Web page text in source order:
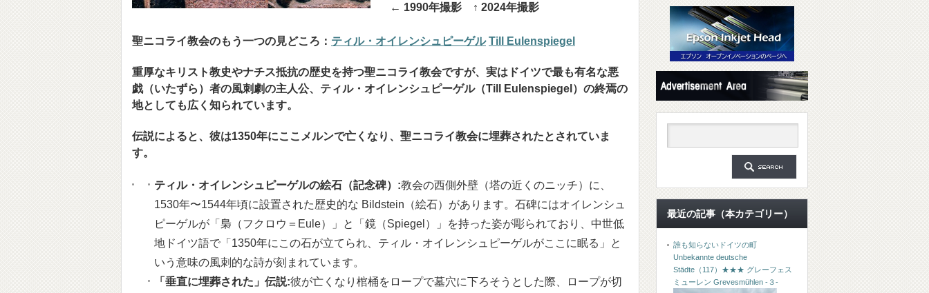
← 1990年撮影 ↑ 2024年撮影
聖ニコライ教会のもう一つの見どころ： ティル・オイレンシュピーゲル Till Eulenspiegel
重厚なキリスト教史やナチス抵抗の歴史を持つ聖ニコライ教会ですが、実はドイツで最も有名な悪
戯（いたずら）者の風刺劇の主人公、ティル・オイレンシュピーゲル（Till Eulenspiegel）の終焉の
地としても広く知られています。
伝説によると、彼は1350年にここメルンで亡くなり、聖ニコライ教会に埋葬されたとされていま
す。
ティル・オイレンシュピーゲルの絵石（記念碑）:教会の西側外壁（塔の近くのニッチ）に、
1530年〜1544年頃に設置された歴史的な Bildstein（絵石）があります。石碑にはオイレンシュ
ピーゲルが「梟（フクロウ＝Eule）」と「鏡（Spiegel）」を持った姿が彫られており、中世低
地ドイツ語で「1350年にこの石が立てられ、ティル・オイレンシュピーゲルがここに眠る」と
いう意味の風刺的な詩が刻まれています。
「垂直に埋葬された」伝説:彼が亡くなり棺桶をロープで墓穴に下ろそうとした際、ロープが切
最近の記事（本カテゴリー）
誰も知らないドイツの町
Unbekannte deutsche
Städte（117）★★★ グレーフェス
ミューレン Grevesmühlen -３-